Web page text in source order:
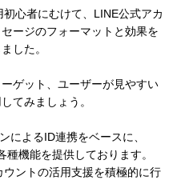
心者にむけて、LINE公式アカ
ージのフォーマットと効果を
した。
ゲット、ユーザーが見やすい
てみましょう。
によるID連携をベースに、
機能を提供しております。
ントの活用支援を積極的に行